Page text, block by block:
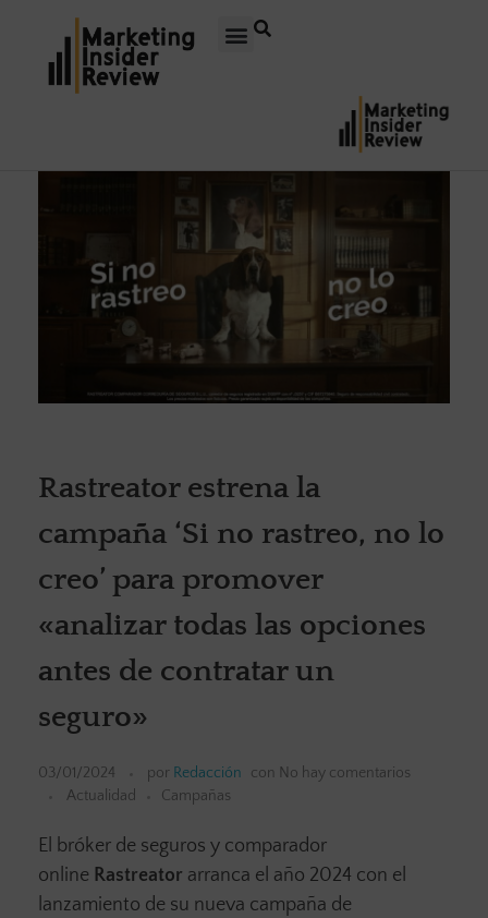
Rastreator estrena la
campaña ‘Si no rastreo, no lo
creo’ para promover
«analizar todas las opciones
antes de contratar un
seguro»
03/01/2024 por Redacción con No hay comentarios
Actualidad
Campañas
El bróker de seguros y comparador
online Rastreator arranca el año 2024 con el
lanzamiento de su nueva campaña de